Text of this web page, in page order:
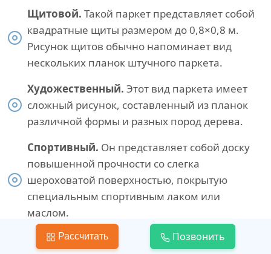
Щитовой. Такой паркет представляет собой
квадратные щиты размером до 0,8×0,8 м.
Рисунок щитов обычно напоминает вид
нескольких планок штучного паркета.
Художественный. Этот вид паркета имеет
сложный рисунок, составленный из планок
различной формы и разных пород дерева.
Спортивный. Он представляет собой доску
повышенной прочности со слегка
шероховатой поверхностью, покрытую
специальным спортивным лаком или
маслом.
Рассчитать Позвонить